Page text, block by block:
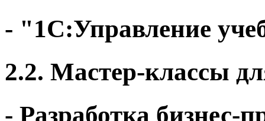
- "1С:Управление
2.2. Мастер-классы
- Разработка бизнес-